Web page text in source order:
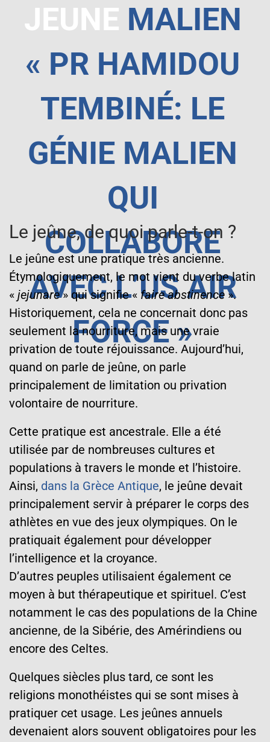
JEUNE MALIEN
« PR HAMIDOU
TEMBINÉ: LE
GÉNIE MALIEN
QUI
COLLABORE
AVEC L’US AIR
FORCE »
Le jeûne, de quoi parle-t-on ?
Le jeûne est une pratique très ancienne.
Étymologiquement, le mot vient du verbe latin
« jejunare» qui signifie « faire abstinence».
Historiquement, cela ne concernait donc pas
seulement la nourriture, mais une vraie
privation de toute réjouissance. Aujourd’hui,
quand on parle de jeûne, on parle
principalement de limitation ou privation
volontaire de nourriture.
Cette pratique est ancestrale. Elle a été
utilisée par de nombreuses cultures et
populations à travers le monde et l’histoire.
Ainsi, dans la Grèce Antique, le jeûne devait
principalement servir à préparer le corps des
athlètes en vue des jeux olympiques. On le
pratiquait également pour développer
l’intelligence et la croyance.
D’autres peuples utilisaient également ce
moyen à but thérapeutique et spirituel. C’est
notamment le cas des populations de la Chine
ancienne, de la Sibérie, des Amérindiens ou
encore des Celtes.
Quelques siècles plus tard, ce sont les
religions monothéistes qui se sont mises à
pratiquer cet usage. Les jeûnes annuels
devenaient alors souvent obligatoires pour les